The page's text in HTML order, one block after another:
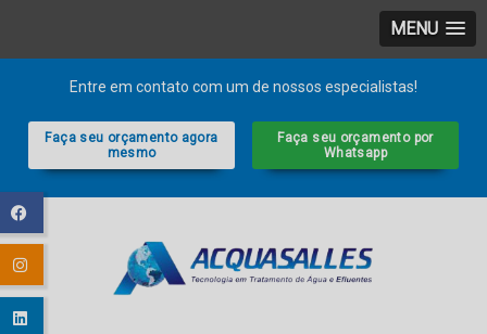
MENU
Entre em contato com um de nossos especialistas!
Faça seu orçamento agora
mesmo
Faça seu orçamento por
Whatsapp